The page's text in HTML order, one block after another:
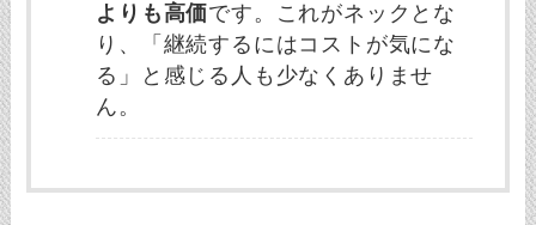
よりも高価です。これがネックとな
り、「継続するにはコストが気にな
る」と感じる人も少なくありませ
ん。